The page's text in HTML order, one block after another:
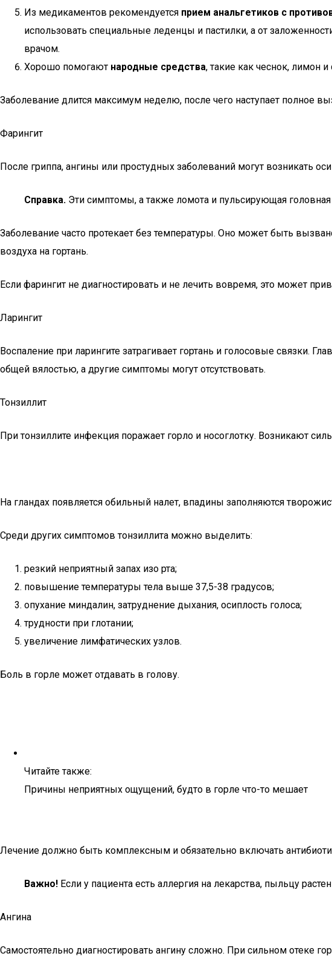
Из медикаментов рекомендуется прием анальгетиков с
использовать специальные леденцы и пастилки, а от
врачом.
Хорошо помогают народные средства, такие как чеснок, лимон
Заболевание длится максимум неделю, после чего наступает полное
Фарингит
После гриппа, ангины или простудных заболеваний могут возникать
Справка. Эти симптомы, а также ломота и пульсирующая
Заболевание часто протекает без температуры. Оно может быть
воздуха на гортань.
Если фарингит не диагностировать и не лечить вовремя, это может
Ларингит
Воспаление при ларингите затрагивает гортань и голосовые связки.
общей вялостью, а другие симптомы могут отсутствовать.
Тонзиллит
При тонзиллите инфекция поражает горло и носоглотку. Возникают
На гландах появляется обильный налет, впадины заполняются
Среди других симптомов тонзиллита можно выделить:
резкий неприятный запах изо рта;
повышение температуры тела выше 37,5-38 градусов;
опухание миндалин, затруднение дыхания, осиплость голоса;
трудности при глотании;
увеличение лимфатических узлов.
Боль в горле может отдавать в голову.
Читайте также:
Причины неприятных ощущений, будто в горле что-то мешает
Лечение должно быть комплексным и обязательно включать
Важно! Если у пациента есть аллергия на лекарства, пыльцу
Ангина
Самостоятельно диагностировать ангину сложно. При сильном отеке